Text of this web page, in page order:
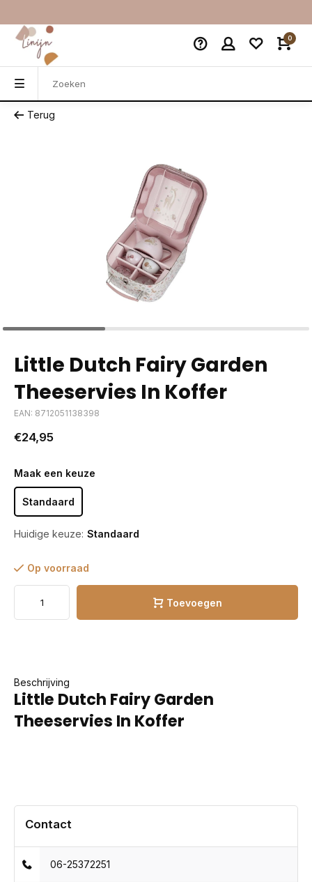
0
Terug
Little Dutch Fairy Garden
Theeservies In Koffer
EAN: 8712051138398
€24,95
Maak een keuze
Standaard
Huidige keuze: Standaard
Op voorraad
Toevoegen
Beschrijving
Little Dutch Fairy Garden
Theeservies In Koffer
Contact
06-25372251